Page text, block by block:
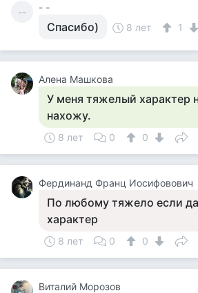
-- - -
Спасибо) 8 лет 1
Алена Машкова
У меня тяжелый характер
нахожу.
8 лет 0 0
Фердинанд Франц Иосифовович
По любому тяжело если
характер
8 лет 0 0
Виталий Морозов